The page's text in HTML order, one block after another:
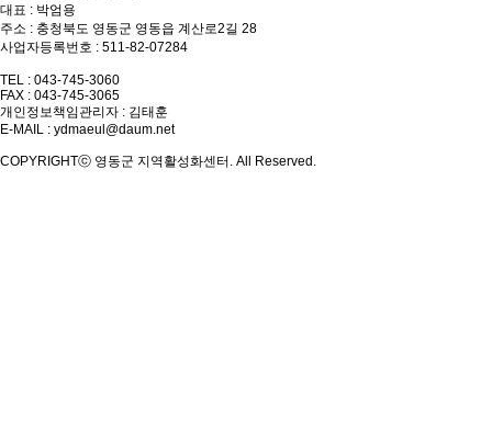
대표 : 박엄용
주소 : 충청북도 영동군 영동읍 계산로2길 28
사업자등록번호 : 511-82-07284
TEL : 043-745-3060
FAX : 043-745-3065
개인정보책임관리자 : 김태훈
E-MAIL : ydmaeul@daum.net
COPYRIGHTⓒ 영동군 지역활성화센터. All Reserved.